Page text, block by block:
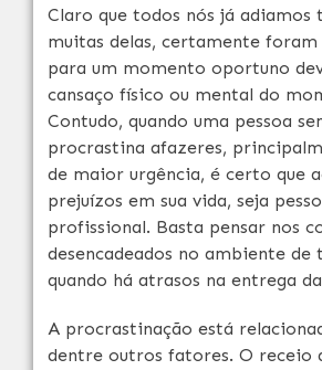
Claro que todos nós já adiamos
muitas delas, certamente
para um momento oportuno
cansaço físico ou mental do
Contudo, quando uma pessoa
procrastina afazeres,
de maior urgência, é certo que
prejuízos em sua vida, seja
profissional. Basta pensar nos
desencadeados no ambiente de
quando há atrasos na entrega
A procrastinação está
dentre outros fatores. O receio